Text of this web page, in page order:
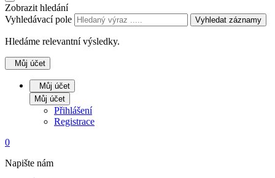
Zobrazit hledání
Vyhledávací pole
Vyhledat záznamy
Hledáme relevantní výsledky.
Můj účet
Můj účet
Můj účet
Přihlášení
Registrace
0
Napište nám